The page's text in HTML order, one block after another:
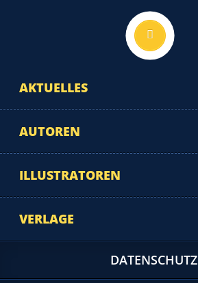
AKTUELLES
AUTOREN
ILLUSTRATOREN
VERLAGE
DATENSCHUTZ